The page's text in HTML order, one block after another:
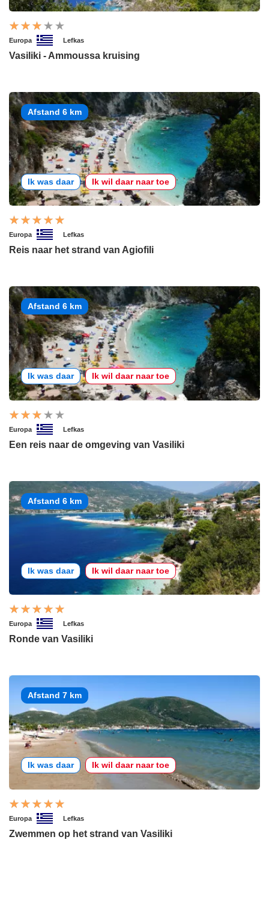
Europa Lefkas
Vasiliki - Ammoussa kruising
Afstand 6 km
Ik was daar Ik wil daar naar toe
Europa Lefkas
Reis naar het strand van Agiofili
Afstand 6 km
Ik was daar Ik wil daar naar toe
Europa Lefkas
Een reis naar de omgeving van Vasiliki
Afstand 6 km
Ik was daar Ik wil daar naar toe
Europa Lefkas
Ronde van Vasiliki
Afstand 7 km
Ik was daar Ik wil daar naar toe
Europa Lefkas
Zwemmen op het strand van Vasiliki